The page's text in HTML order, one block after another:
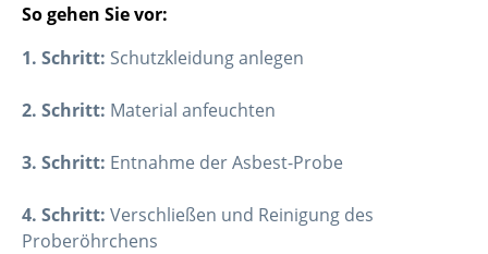
So gehen Sie vor:
1. Schritt: Schutzkleidung anlegen
2. Schritt: Material anfeuchten
3. Schritt: Entnahme der Asbest-Probe
4. Schritt: Verschließen und Reinigung des
Proberöhrchens